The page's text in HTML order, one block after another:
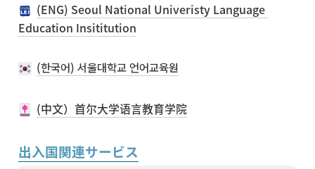
(ENG) Seoul National Univeristy Language
Education Insititution
(한국어) 서울대학교 언어교육원
(中文）首尔大学语言教育学院
出入国関連サービス